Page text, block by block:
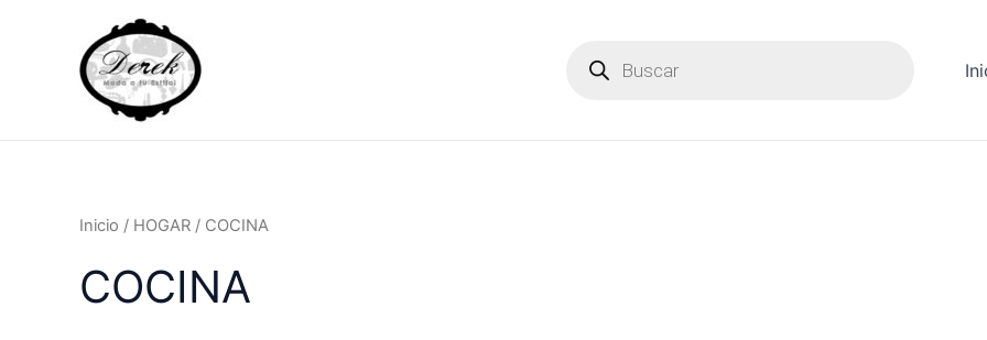
contenido
Inicio / HOGAR / COCINA
COCINA